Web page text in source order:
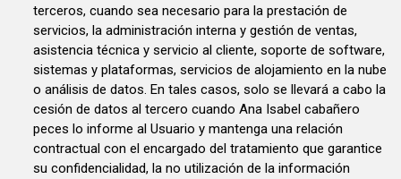
terceros, cuando sea necesario para la prestación de
servicios, la administración interna y gestión de ventas,
asistencia técnica y servicio al cliente, soporte de software,
sistemas y plataformas, servicios de alojamiento en la nube
o análisis de datos. En tales casos, solo se llevará a cabo la
cesión de datos al tercero cuando Ana Isabel cabañero
peces lo informe al Usuario y mantenga una relación
contractual con el encargado del tratamiento que garantice
su confidencialidad, la no utilización de la información